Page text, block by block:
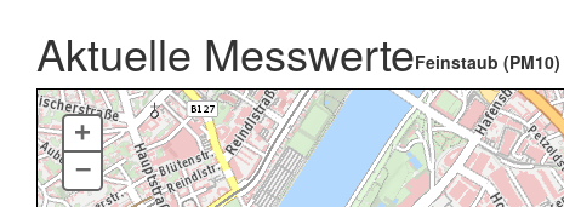
Aktuelle MesswerteFeinstaub (PM10)
+
–